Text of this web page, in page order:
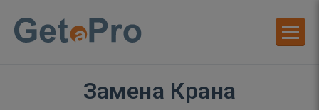
Замена Крана